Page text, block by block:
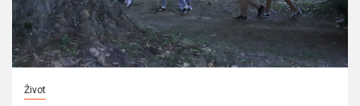
Život